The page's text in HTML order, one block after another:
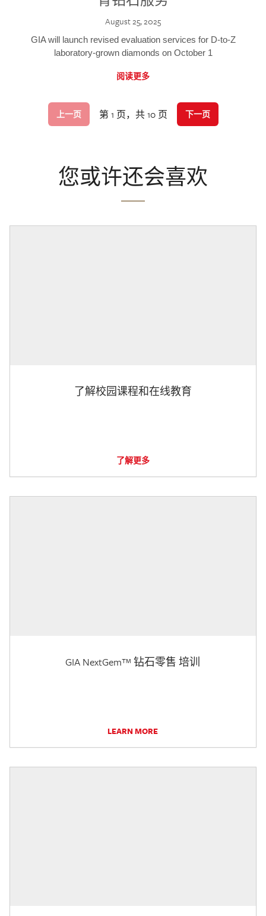
August 25, 2025
GIA will launch revised evaluation services for D-to-Z
laboratory-grown diamonds on October 1
阅读更多
上一页 第 1 页，共 10 页 下一页
您或许还会喜欢
了解校园课程和在线教育
了解更多
GIA NextGem™ 钻石零售 培训
LEARN MORE